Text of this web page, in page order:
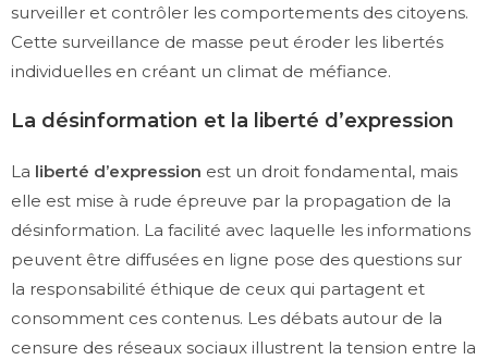
surveiller et contrôler les comportements des citoyens.
Cette surveillance de masse peut éroder les libertés
individuelles en créant un climat de méfiance.
La désinformation et la liberté d’expression
La liberté d’expression est un droit fondamental, mais
elle est mise à rude épreuve par la propagation de la
désinformation. La facilité avec laquelle les informations
peuvent être diffusées en ligne pose des questions sur
la responsabilité éthique de ceux qui partagent et
consomment ces contenus. Les débats autour de la
censure des réseaux sociaux illustrent la tension entre la